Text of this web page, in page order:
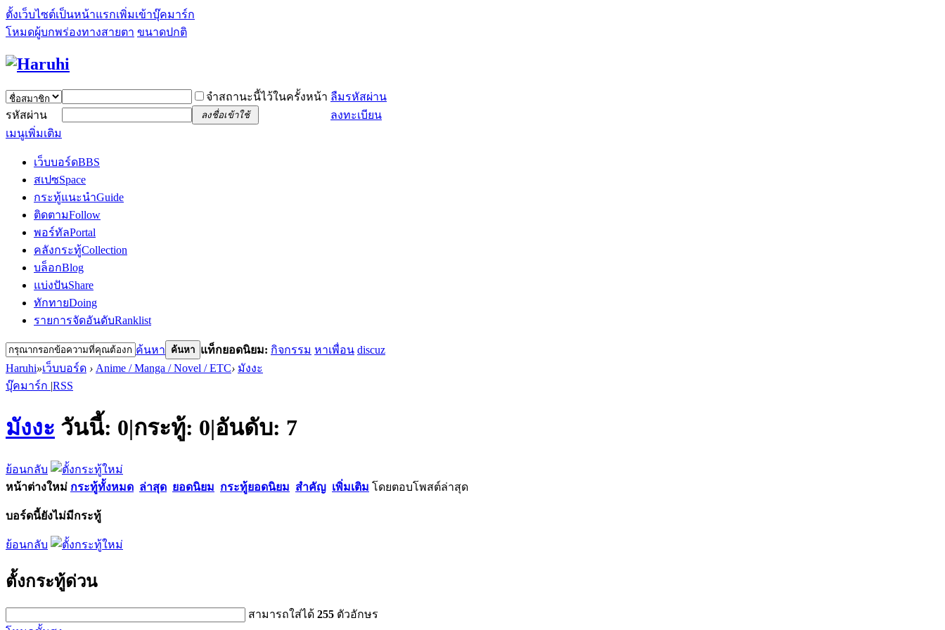
ตั้งเว็บไซต์เป็นหน้าแรกเพิ่มเข้าบุ๊คมาร์ก
โหมดผู้บกพร่องทางสายตา ขนาดปกติ
จำสถานะนี้ไว้ในครั้งหน้า ลืมรหัสผ่าน
รหัสผ่าน
ลงชื่อเข้าใช้
ลงทะเบียน
เมนูเพิ่มเติม
เว็บบอร์ดBBS
สเปซSpace
กระทู้แนะนำGuide
ติดตามFollow
พอร์ทัลPortal
คลังกระทู้Collection
บล็อกBlog
แบ่งปันShare
ทักทายDoing
รายการจัดอันดับRanklist
ค้นหา ค้นหา แท็กยอดนิยม: กิจกรรม หาเพื่อน discuz
Haruhi»เว็บบอร์ด › Anime / Manga / Novel / ETC› มังงะ
บุ๊คมาร์ก |RSS
มังงะ วันนี้: 0|กระทู้: 0|อันดับ: 7
ย้อนกลับ
หน้าต่างใหม่ กระทู้ทั้งหมด ล่าสุด ยอดนิยม กระทู้ยอดนิยม สำคัญ เพิ่มเติม โดยตอบโพสต์ล่าสุด
บอร์ดนี้ยังไม่มีกระทู้
ย้อนกลับ
ตั้งกระทู้ด่วน
สามารถใส่ได้255 ตัวอักษร